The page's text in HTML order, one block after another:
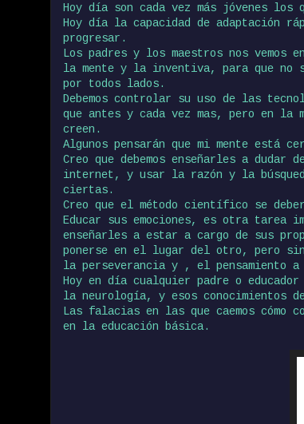
Hoy día son cada vez más jóvenes
Hoy día la capacidad de adaptación
progresar.
Los padres y los maestros nos
la mente y la inventiva, para que no
por todos lados.
Debemos controlar su uso de las
que antes y cada vez mas, pero en
creen.
Algunos pensarán que mi mente está
Creo que debemos enseñarles a
internet, y usar la razón y la
ciertas.
Creo que el método científico se
Educar sus emociones, es otra
enseñarles a estar a cargo de sus
ponerse en el lugar del otro, pero sin
la perseverancia y , el pensamiento
Hoy en día cualquier padre o
la neurología, y esos conocimientos
Las falacias en las que caemos cómo
en la educación básica.